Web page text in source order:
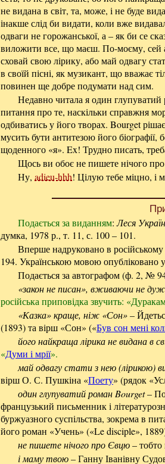
не видана в світ, та, може, і не буде
інакше слід би видати, коли вже
одваги не горожанської, а – як би се
виложити все, що маєш. По-моєму, сей
сховай свою лірику, або май одвагу
в своїй пісні, як музикант, що вважає
повинен ще добре подумати над сим.
Недавно читала я один глупуватий
питання про те, наскільки справжня
одбиватись у його творах. Bourget
мусить бути антитезою його біографії,
щоденного «я». Ex! Трудно писать,
Щось ви обоє не пишете нічого про
Ну, adieu-hhh! Цілую тебе міцно, і
Подається за виданням:Леся
думка, 1978 р., т. 11, с. 100 – 101.
Вперше надруковано в
194. Українською мовою опубліковано
Подається за автографом (ф. 2, №
«закон не писан», вживаючи не
російська приповідка звучить:
«Казка» краще, ніж «Сон»–
(1893) та вірш «Сон» («Був сон мені
його найкраща лірика не видана в
«Думи і мрії».
май одвагу стати з нею (лірикою)
вірш О. С. Пушкіна «Поету» (рядок
один глупуватий роман Bourget–
французький письменник і
буржуазного суспільства, зокрема в
його роман «Учень» («Le disciple»,
не пишете нічого про Євцю– тобто
і маму твою– Ганну Іванівну